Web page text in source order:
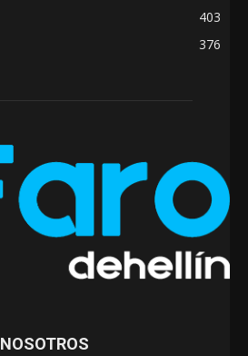
403
376
NOSOTROS